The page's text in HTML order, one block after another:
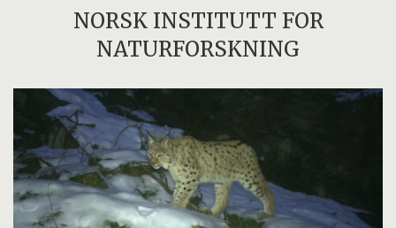
NORSK INSTITUTT FOR
NATURFORSKNING